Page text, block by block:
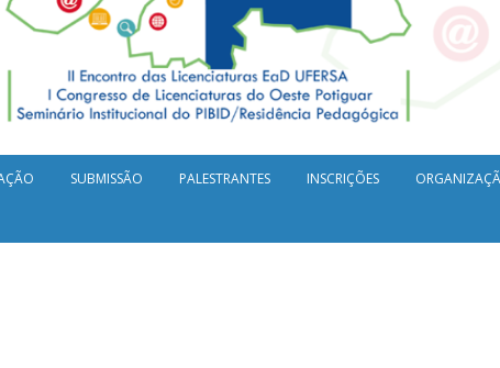
SUBMISSÃO PALESTRANTES INSCRIÇÕES